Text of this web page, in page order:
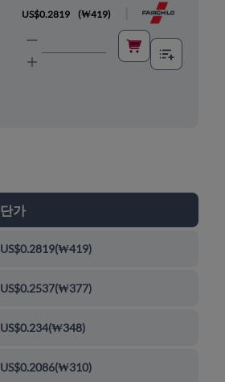
US$0.2819 (₩419)
단가
US$0.2819(₩419)
US$0.2537(₩377)
US$0.234(₩348)
US$0.2086(₩310)